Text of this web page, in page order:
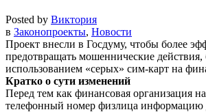
Posted by Виктория
в Законопроекты, Новости
Проект внесли в Госдуму, чтобы более
предотвращать мошеннические действия,
использованием «серых» сим-карт на
Кратко о сути изменений
Перед тем как финансовая организация
телефонный номер физлица информацию